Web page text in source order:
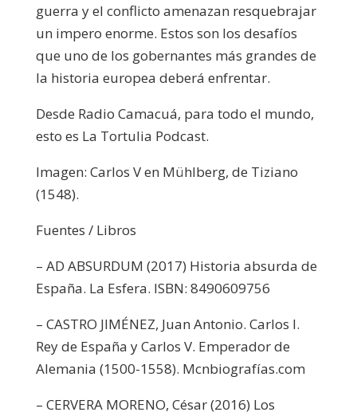
guerra y el conflicto amenazan resquebrajar
un impero enorme. Estos son los desafíos
que uno de los gobernantes más grandes de
la historia europea deberá enfrentar.
Desde Radio Camacuá, para todo el mundo,
esto es La Tortulia Podcast.
Imagen: Carlos V en Mühlberg, de Tiziano
(1548).
Fuentes / Libros
– AD ABSURDUM (2017) Historia absurda de
España. La Esfera. ISBN: 8490609756
– CASTRO JIMÉNEZ, Juan Antonio. Carlos I.
Rey de España y Carlos V. Emperador de
Alemania (1500-1558). Mcnbiografías.com
– CERVERA MORENO, César (2016) Los